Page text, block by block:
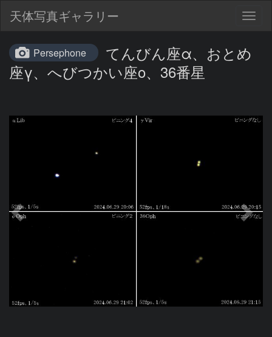
天体写真ギャラリー
Persephone
てんびん座α、おとめ
座γ、へびつかい座ο、36番星